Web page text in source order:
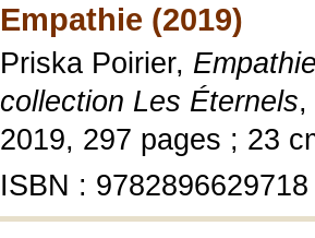
Empathie (2019)
Priska Poirier,
collection Les Éternels,
2019, 297 pages ; 23
ISBN : 9782896629718